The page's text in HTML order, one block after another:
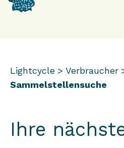
Lightcycle
Verbraucher
Sammelstellensuche
Ihre